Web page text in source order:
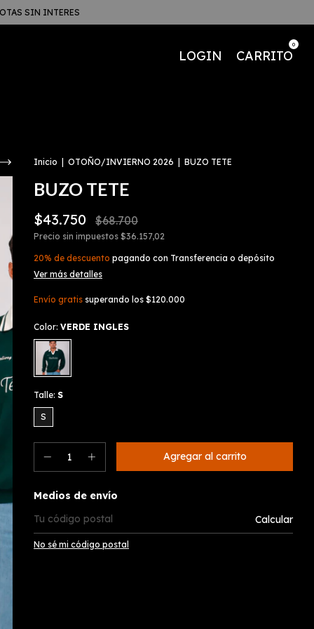
SIN INTERES
LOGIN CARRITO
0
Inicio OTOÑO/INVIERNO 2026 BUZO TETE
BUZO TETE
$43.750 $68.700
Precio sin impuestos $36.157,02
20% de descuento pagando con Transferencia o depósito
Ver más detalles
Envío gratis superando los $120.000
Color: VERDE INGLES
Talle: S
S
Entregas para el CP:
Medios de envío
Calcular
No sé mi código postal